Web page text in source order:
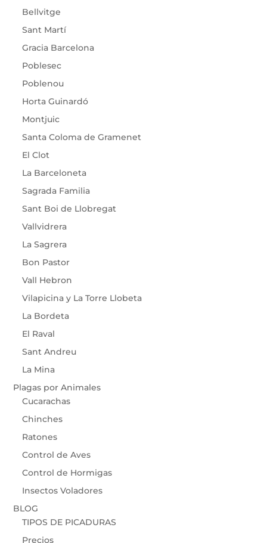
Bellvitge
Sant Martí
Gracia Barcelona
Poblesec
Poblenou
Horta Guinardó
Montjuic
Santa Coloma de Gramenet
El Clot
La Barceloneta
Sagrada Familia
Sant Boi de Llobregat
Vallvidrera
La Sagrera
Bon Pastor
Vall Hebron
Vilapicina y La Torre Llobeta
La Bordeta
El Raval
Sant Andreu
La Mina
Plagas por Animales
Cucarachas
Chinches
Ratones
Control de Aves
Control de Hormigas
Insectos Voladores
BLOG
TIPOS DE PICADURAS
Precios